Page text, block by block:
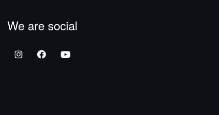
We are social